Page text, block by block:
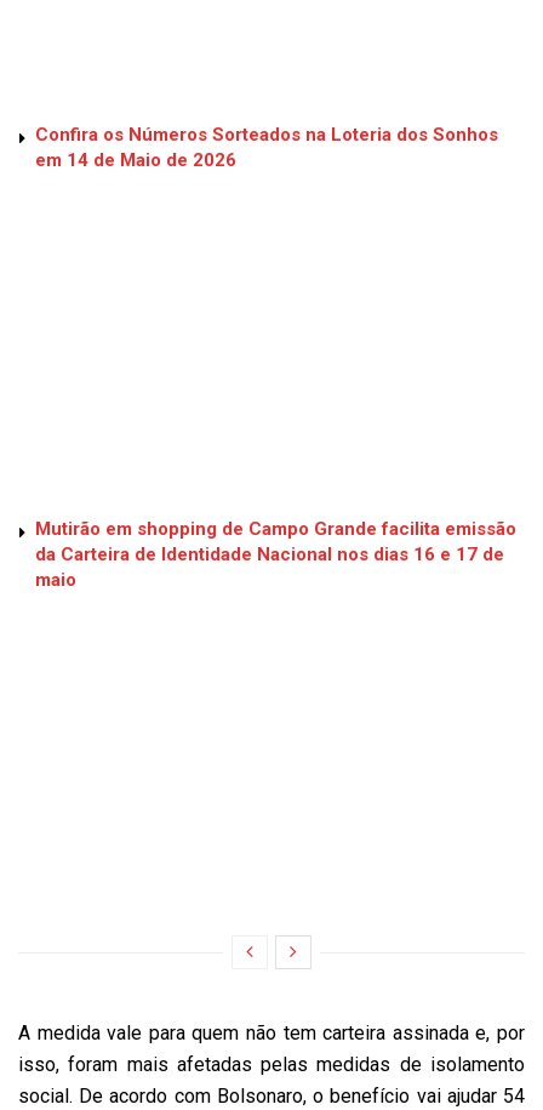
Confira os Números Sorteados na Loteria dos Sonhos
em 14 de Maio de 2026
Mutirão em shopping de Campo Grande facilita emissão
da Carteira de Identidade Nacional nos dias 16 e 17 de
maio
A medida vale para quem não tem carteira assinada e, por
isso, foram mais afetadas pelas medidas de isolamento
social. De acordo com Bolsonaro, o benefício vai ajudar 54